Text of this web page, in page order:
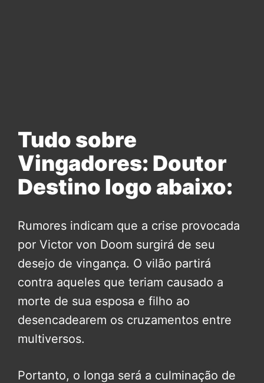
Tudo sobre
Vingadores: Doutor
Destino logo abaixo:
Rumores indicam que a crise provocada
por Victor von Doom surgirá de seu
desejo de vingança. O vilão partirá
contra aqueles que teriam causado a
morte de sua esposa e filho ao
desencadearem os cruzamentos entre
multiversos.
Portanto, o longa será a culminação de